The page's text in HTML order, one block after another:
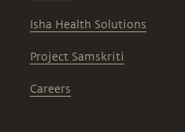
Isha Health Solutions
Project Samskriti
Careers